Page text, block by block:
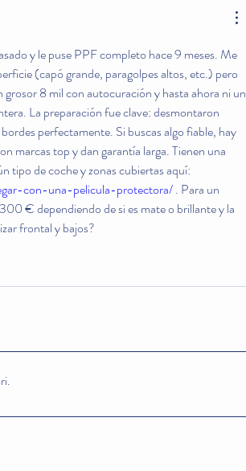
y le puse PPF completo hace 9 meses. Me
(capó grande, paragolpes altos, etc.) pero
8 mil con autocuración y hasta ahora ni un
La preparación fue clave: desmontaron
perfectamente. Si buscas algo fiable, hay
marcas top y dan garantía larga. Tienen una
con-una-pelicula-protectora/ . Para un
€ dependiendo de si es mate o brillante y la
frontal y bajos?